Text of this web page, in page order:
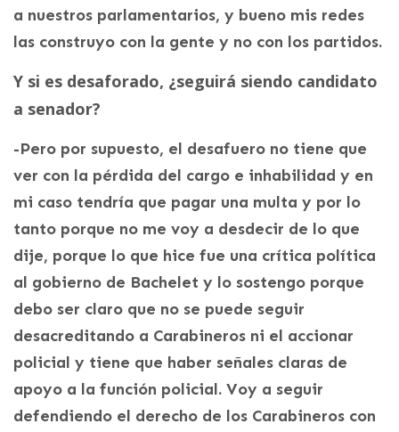
a nuestros parlamentarios, y bueno mis redes
las construyo con la gente y no con los partidos.
Y si es desaforado, ¿seguirá siendo candidato
a senador?
-Pero por supuesto, el desafuero no tiene que
ver con la pérdida del cargo e inhabilidad y en
mi caso tendría que pagar una multa y por lo
tanto porque no me voy a desdecir de lo que
dije, porque lo que hice fue una crítica política
al gobierno de Bachelet y lo sostengo porque
debo ser claro que no se puede seguir
desacreditando a Carabineros ni el accionar
policial y tiene que haber señales claras de
apoyo a la función policial. Voy a seguir
defendiendo el derecho de los Carabineros con